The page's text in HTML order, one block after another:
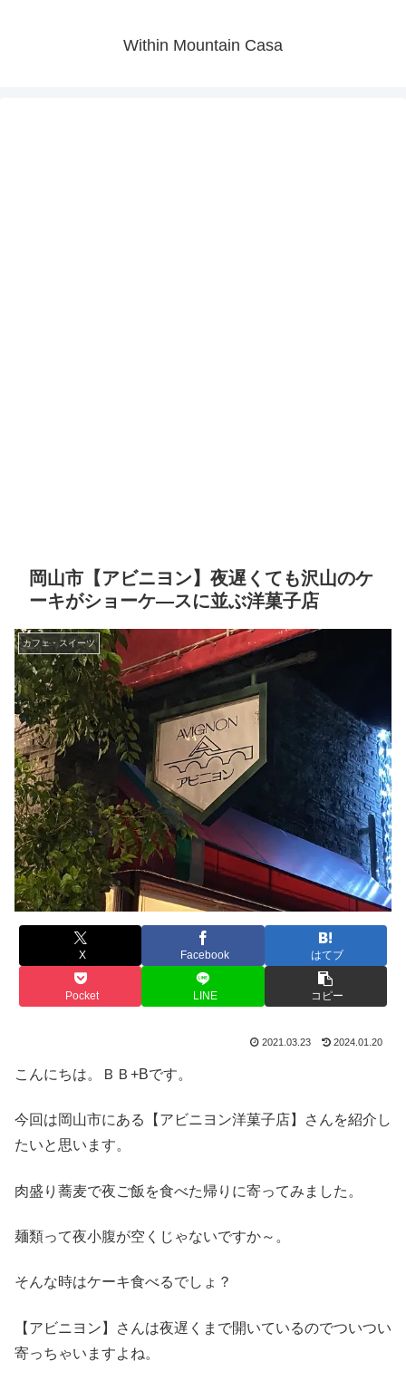
Within Mountain Casa
岡山市【アビニヨン】夜遅くても沢山のケ
ーキがショーケ―スに並ぶ洋菓子店
カフェ・スイーツ
X Facebook はてブ
Pocket LINE コピー
2021.03.23 2024.01.20
こんにちは。ＢＢ+Bです。
今回は岡山市にある【アビニヨン洋菓子店】さんを紹介し
たいと思います。
肉盛り蕎麦で夜ご飯を食べた帰りに寄ってみました。
麺類って夜小腹が空くじゃないですか～。
そんな時はケーキ食べるでしょ？
【アビニヨン】さんは夜遅くまで開いているのでついつい
寄っちゃいますよね。